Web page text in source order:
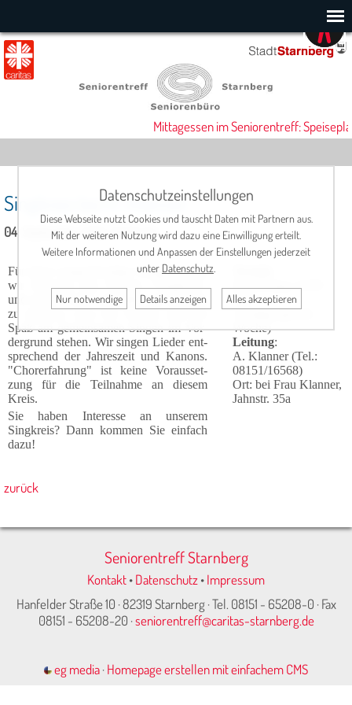
Mittagessen im Seniorentreff:
Singkreis bei Fr. Klanner
04. September 2025, 16:00 Uhr
Für diese sangesfreudige Grup­pe haben
wir bewusst den Na­men "Sing­kreis"
und nicht "Chor" ge­wählt, um deutlich
zu machen, dass die Freude und der
Spaß am gemeinsamen Singen im Vor­
der­grund stehen. Wir singen Lieder ent­
sprech­end der Jah­res­zeit und Kanons.
"Chorer­fahrung" ist kei­ne Vor­aus­set­
zung für die Teilnahme an diesem
Kreis.
Sie haben Interesse an unserem
Singkreis? Dann kommen Sie einfach
dazu!
donnerstags 16:00
Uhr
14-tägig (gerade
Woche)
Leitung:
A. Klanner (Tel.:
08151/16568)
Ort: bei Frau Klanner,
Jahnstr. 35a
zurück
Seniorentreff Starnberg
Kontakt•Datenschutz•Impressum
Hanfelder Straße 10 · 82319 Starnberg · Tel. 08151 - 65208-0 · Fax
08151 - 65208-20 ·seniorentreff@caritas-starnberg.de
eg media·Homepage erstellen mit einfachem CMS
Datenschutzeinstellungen
Diese Webseite nutzt Cookies und tauscht Daten mit Partnern aus.
Mit der weiteren Nutzung wird dazu eine Einwilligung erteilt.
Weitere Informationen und Anpassen der Einstellungen jederzeit
unter Datenschutz
Nur notwendige Details anzeigen Alles akzeptieren